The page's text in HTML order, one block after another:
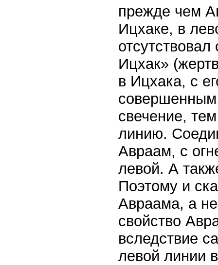
прежде чем
Ицхаке, в
Ицхак»
в Ицхака, с
свечение,
линию.
Авраам, с
левой. А
Поэтому и
Авраама, а
свойство
вследствие
левой линии